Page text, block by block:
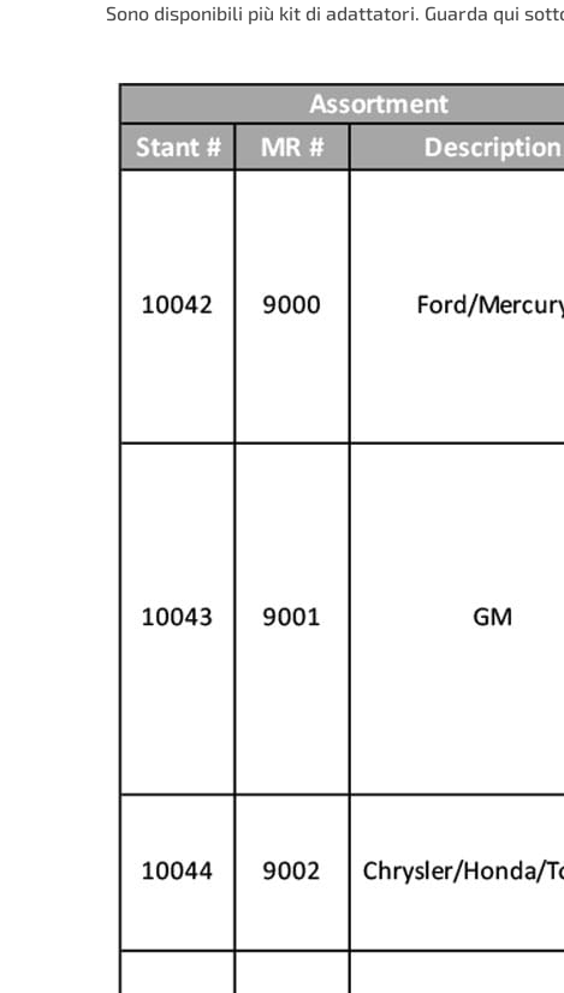
Sono disponibili più kit di adattatori. Guarda qui